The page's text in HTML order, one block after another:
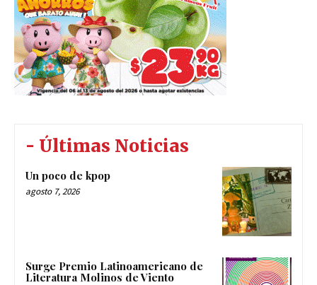
- Últimas Noticias
Un poco de kpop
agosto 7, 2026
Surge Premio Latinoamericano de
Literatura Molinos de Viento